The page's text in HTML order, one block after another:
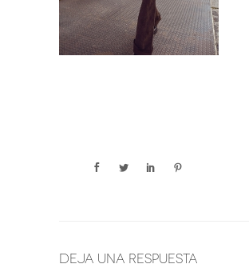
Deja una respuesta